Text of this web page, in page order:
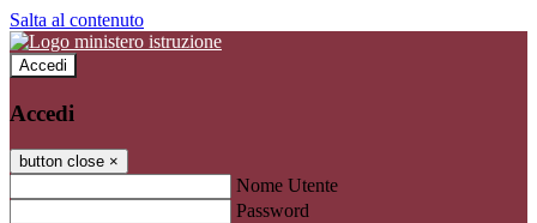
Salta al contenuto
Accedi
Accedi
button close ×
Nome Utente
Password